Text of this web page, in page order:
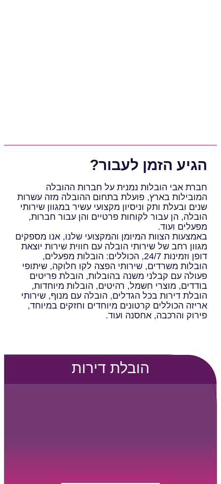
הובלת דירות
הגיע הזמן לעבור?
חברת אבי הובלות נמנית על חברות ההובלה
המובילות בארץ, פועלת בתחום ההובלה מזה עשרות
שנים ובעלת ותק וניסיון מקצועי עשיר במגוון שירותי
הובלה, הן עבור לקוחות פרטיים והן עבור חברות,
מפעלים ועוד.
באמצעות הצוות המיומן והמקצועי שלנו, אנו מספקים
מגוון רחב של שירותי הובלה עם חווית שירות יוצאת
דופן וזמינות 24/7, הכוללים: הובלות מפעלים,
הובלות משרדים, שירותי הפצה לקו חלוקה, שיתופי
פעולה עם קבלני משנה בהובלות, הובלת פריטים
בודדים, מוצרי חשמל, רהיטים, הובלות מיוחדות,
הובלת דירות בכל הגדלים, הובלה עם מנוף, שירותי
אריזה הכוללים קרטונים מיוחדים וחזקים במיוחד,
פירוק והרכבה, אחסנה ועוד.